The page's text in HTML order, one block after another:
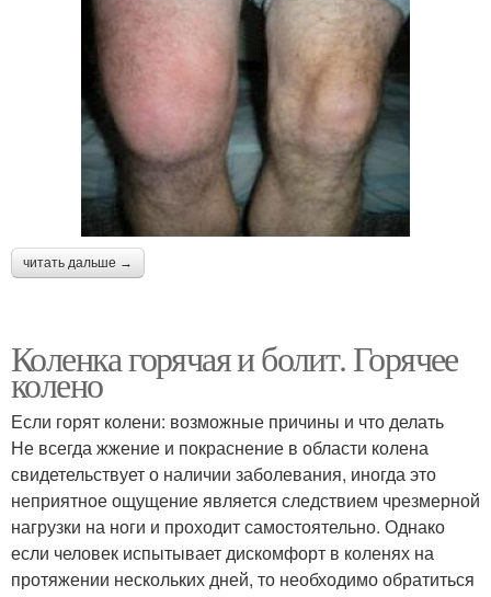
читать дальше →
Коленка горячая и болит. Горячее
колено
Если горят колени: возможные причины и что делать
Не всегда жжение и покраснение в области колена
свидетельствует о наличии заболевания, иногда это
неприятное ощущение является следствием чрезмерной
нагрузки на ноги и проходит самостоятельно. Однако
если человек испытывает дискомфорт в коленях на
протяжении нескольких дней, то необходимо обратиться